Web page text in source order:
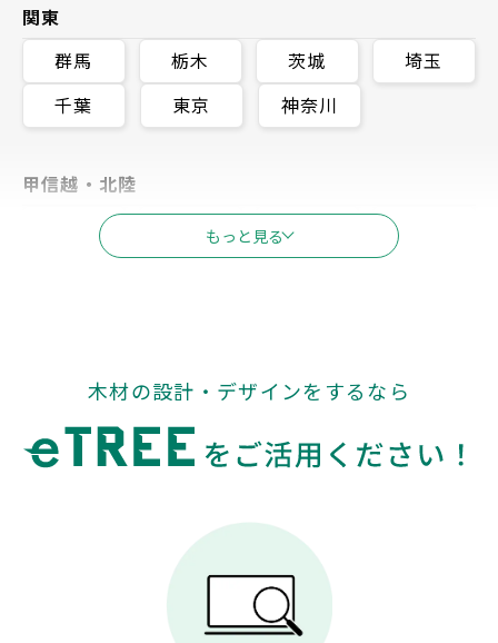
関東
群馬
栃木 茨城
埼玉
千葉
東京 神奈川
甲信越・北陸
富山 石川
岐阜
静岡 愛知 三重
関西
もっと見る
木材の設計・デザインをするなら